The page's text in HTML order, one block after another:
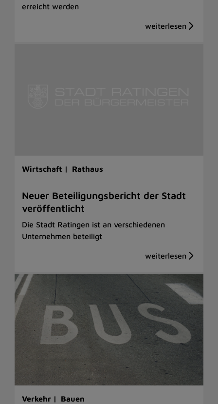
erreicht werden
Wirtschaft | Rathaus
Neuer Beteiligungsbericht der Stadt
veröffentlicht
Die Stadt Ratingen ist an verschiedenen
Unternehmen beteiligt
Verkehr | Bauen